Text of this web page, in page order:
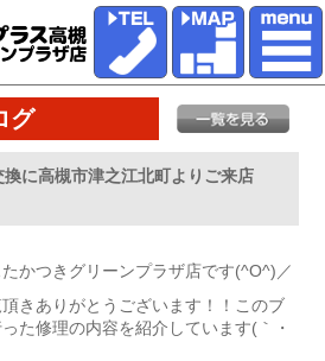
グ
に高槻市津之江北町よりご来店
かつきグリーンプラザ店です(^O^)／
きありがとうございます！！このブ
た修理の内容を紹介しています(｀・